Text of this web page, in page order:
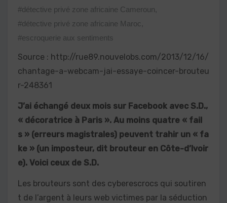
#détective privé zone africaine Cameroun,
#détective privé zone africaine Maroc,
#escroquerie aux sentiments
Source : http://rue89.nouvelobs.com/2013/12/16/
chantage-a-webcam-jai-essaye-coincer-brouteu
r-248361
J’ai échangé deux mois sur Facebook avec S.D.,
« décoratrice à Paris ». Au moins quatre « fail
s » (erreurs magistrales) peuvent trahir un « fa
ke » (un imposteur, dit brouteur en Côte-d’Ivoir
e). Voici ceux de S.D.
Les brouteurs sont des cyberescrocs qui soutiren
t de l’argent à leurs web victimes par la séduction